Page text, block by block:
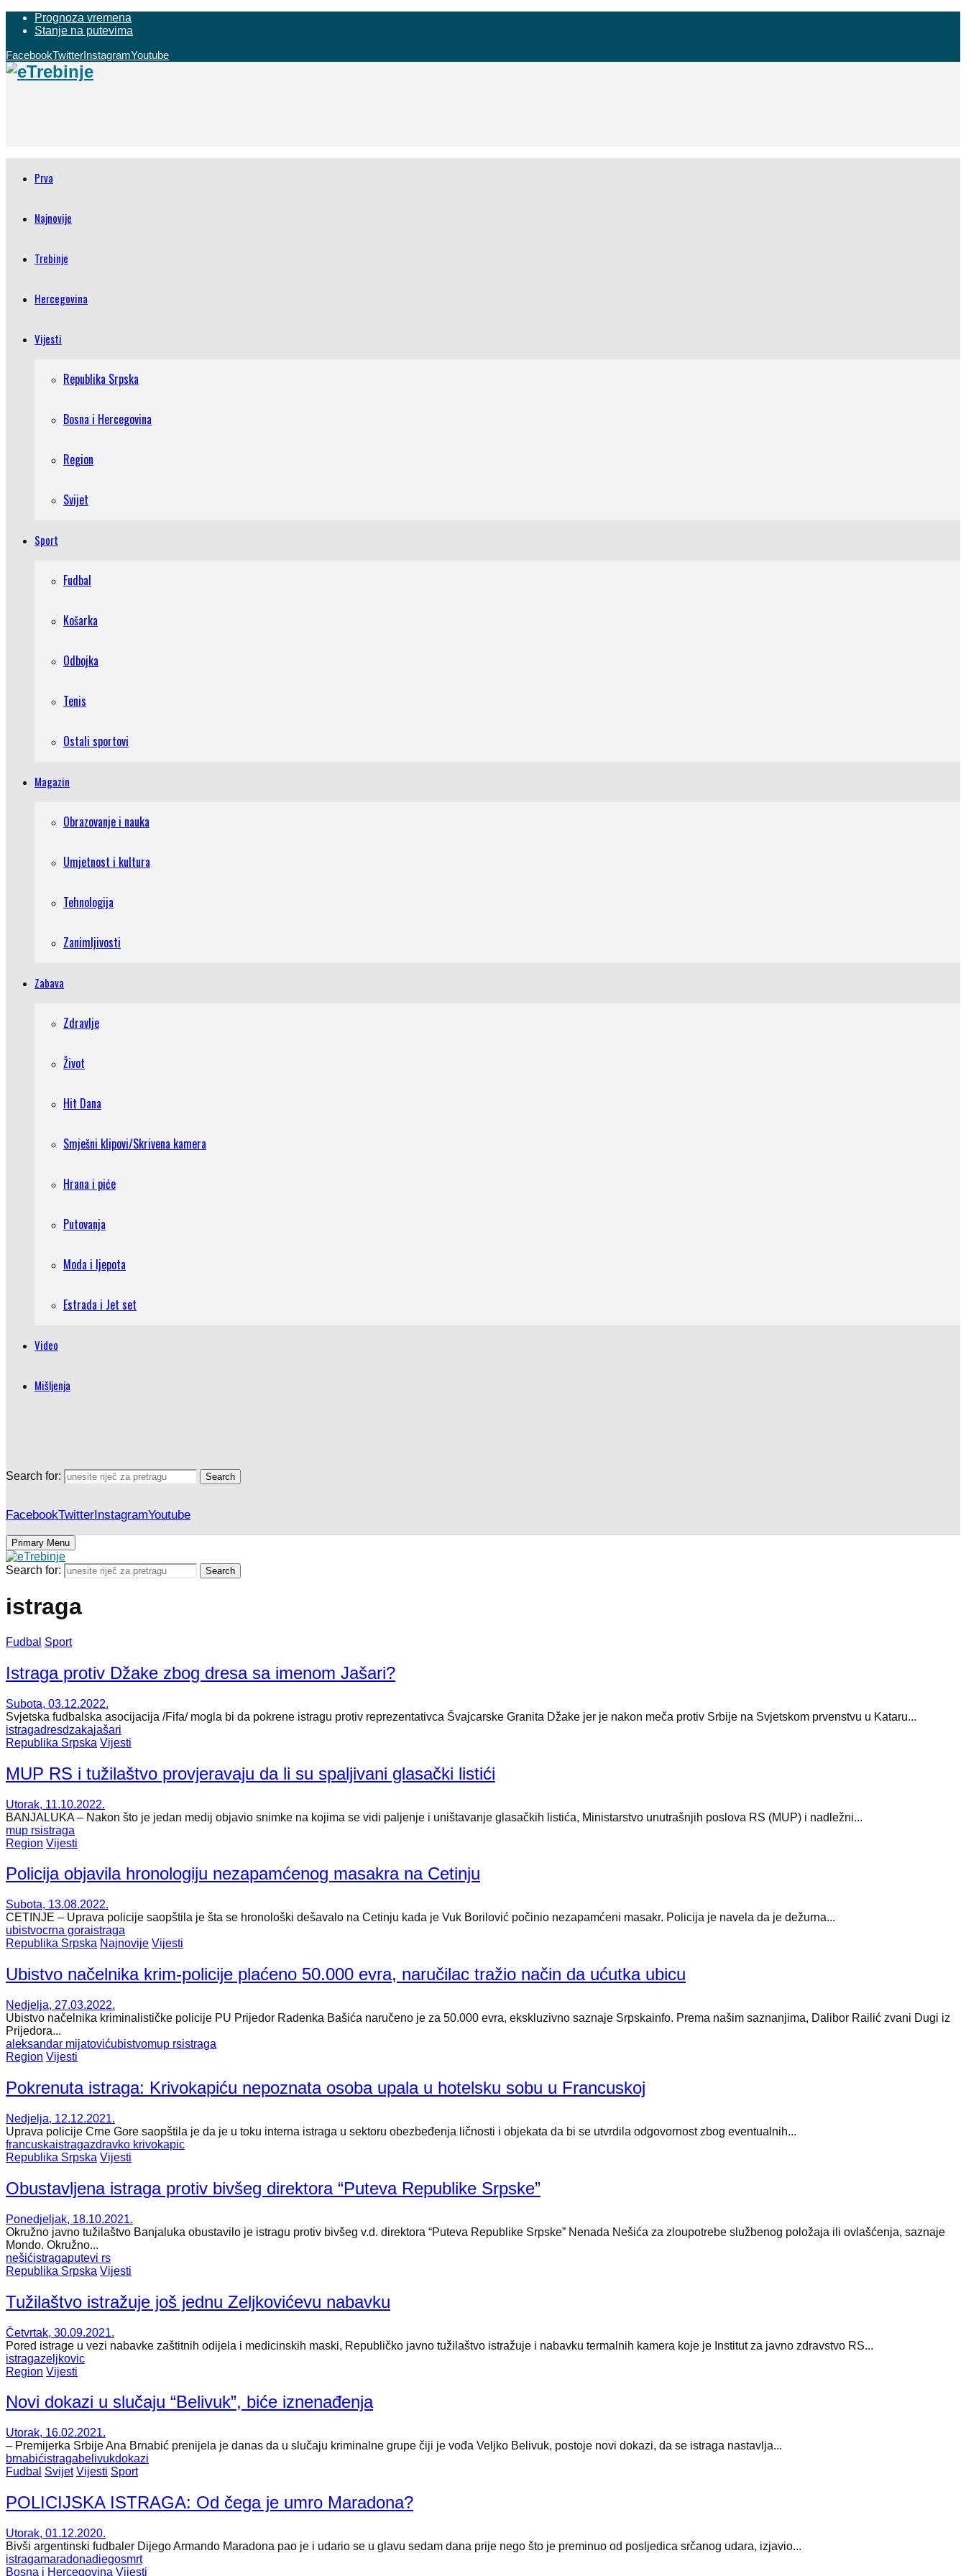
Prognoza vremena
Stanje na putevima
FacebookTwitterInstagramYoutube
Prva
Najnovije
Trebinje
Hercegovina
Vijesti
Republika Srpska
Bosna i Hercegovina
Region
Svijet
Sport
Fudbal
Košarka
Odbojka
Tenis
Ostali sportovi
Magazin
Obrazovanje i nauka
Umjetnost i kultura
Tehnologija
Zanimljivosti
Zabava
Zdravlje
Život
Hit Dana
Smješni klipovi/Skrivena kamera
Hrana i piće
Putovanja
Moda i ljepota
Estrada i Jet set
Video
Mišljenja
Search for: Search
FacebookTwitterInstagramYoutube
Primary Menu
Search for: Search
istraga
Fudbal Sport
Istraga protiv Džake zbog dresa sa imenom Jašari?
Subota, 03.12.2022.
Svjetska fudbalska asocijacija /Fifa/ mogla bi da pokrene istragu protiv reprezentativca Švajcarske Granita Džake jer je nakon meča protiv Srbije na Svjetskom prvenstvu u Kataru...
istragadresdzakajašari
Republika Srpska Vijesti
MUP RS i tužilaštvo provjeravaju da li su spaljivani glasački listići
Utorak, 11.10.2022.
BANJALUKA – Nakon što je jedan medij objavio snimke na kojima se vidi paljenje i uništavanje glasačkih listića, Ministarstvo unutrašnjih poslova RS (MUP) i nadležni...
mup rsistraga
Region Vijesti
Policija objavila hronologiju nezapamćenog masakra na Cetinju
Subota, 13.08.2022.
CETINJE – Uprava policije saopštila je šta se hronološki dešavalo na Cetinju kada je Vuk Borilović počinio nezapamćeni masakr. Policija je navela da je dežurna...
ubistvocrna goraistraga
Republika Srpska Najnovije Vijesti
Ubistvo načelnika krim-policije plaćeno 50.000 evra, naručilac tražio način da ućutka ubicu
Nedjelja, 27.03.2022.
Ubistvo načelnika kriminalističke policije PU Prijedor Radenka Bašića naručeno je za 50.000 evra, ekskluzivno saznaje Srpskainfo. Prema našim saznanjima, Dalibor Railić zvani Dugi iz
Prijedora...
aleksandar mijatovićubistvomup rsistraga
Region Vijesti
Pokrenuta istraga: Krivokapiću nepoznata osoba upala u hotelsku sobu u Francuskoj
Nedjelja, 12.12.2021.
Uprava policije Crne Gore saopštila je da je u toku interna istraga u sektoru obezbeđenja ličnosti i objekata da bi se utvrdila odgovornost zbog eventualnih...
francuskaistragazdravko krivokapic
Republika Srpska Vijesti
Obustavljena istraga protiv bivšeg direktora “Puteva Republike Srpske”
Ponedjeljak, 18.10.2021.
Okružno javno tužilaštvo Banjaluka obustavilo je istragu protiv bivšeg v.d. direktora “Puteva Republike Srpske” Nenada Nešića za zloupotrebe službenog položaja ili ovlašćenja, saznaje
Mondo. Okružno...
nešićistragaputevi rs
Republika Srpska Vijesti
Tužilaštvo istražuje još jednu Zeljkovićevu nabavku
Četvrtak, 30.09.2021.
Pored istrage u vezi nabavke zaštitnih odijela i medicinskih maski, Republičko javno tužilaštvo istražuje i nabavku termalnih kamera koje je Institut za javno zdravstvo RS...
istragazeljkovic
Region Vijesti
Novi dokazi u slučaju “Belivuk”, biće iznenađenja
Utorak, 16.02.2021.
– Premijerka Srbije Ana Brnabić prenijela je danas da u slučaju kriminalne grupe čiji je vođa Veljko Belivuk, postoje novi dokazi, da se istraga nastavlja...
brnabićistragabelivukdokazi
Fudbal Svijet Vijesti Sport
POLICIJSKA ISTRAGA: Od čega je umro Maradona?
Utorak, 01.12.2020.
Bivši argentinski fudbaler Dijego Armando Maradona pao je i udario se u glavu sedam dana prije nego što je preminuo od posljedica srčanog udara, izjavio...
istragamaradonadiegosmrt
Bosna i Hercegovina Vijesti